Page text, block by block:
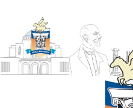
ΔΗΜΟΣ